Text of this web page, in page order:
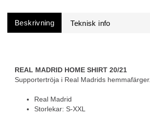
Beskrivning
REAL MADRID HOME SHIRT 20/21
Supportertröja i Real Madrids hemmafärger.
Real Madrid
Storlekar: S-XXL